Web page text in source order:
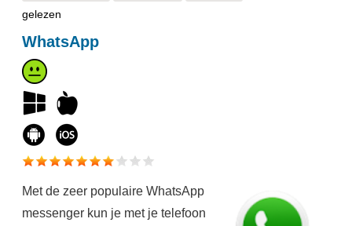
gelezen
WhatsApp
Met de zeer populaire WhatsApp
messenger kun je met je telefoon